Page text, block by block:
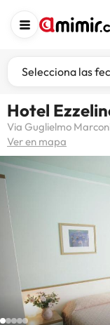
Selecciona las
Hotel
Via Guglielmo
Ver en mapa